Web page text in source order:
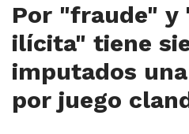
Por "fraude" y
ilícita" tiene
imputados
por juego